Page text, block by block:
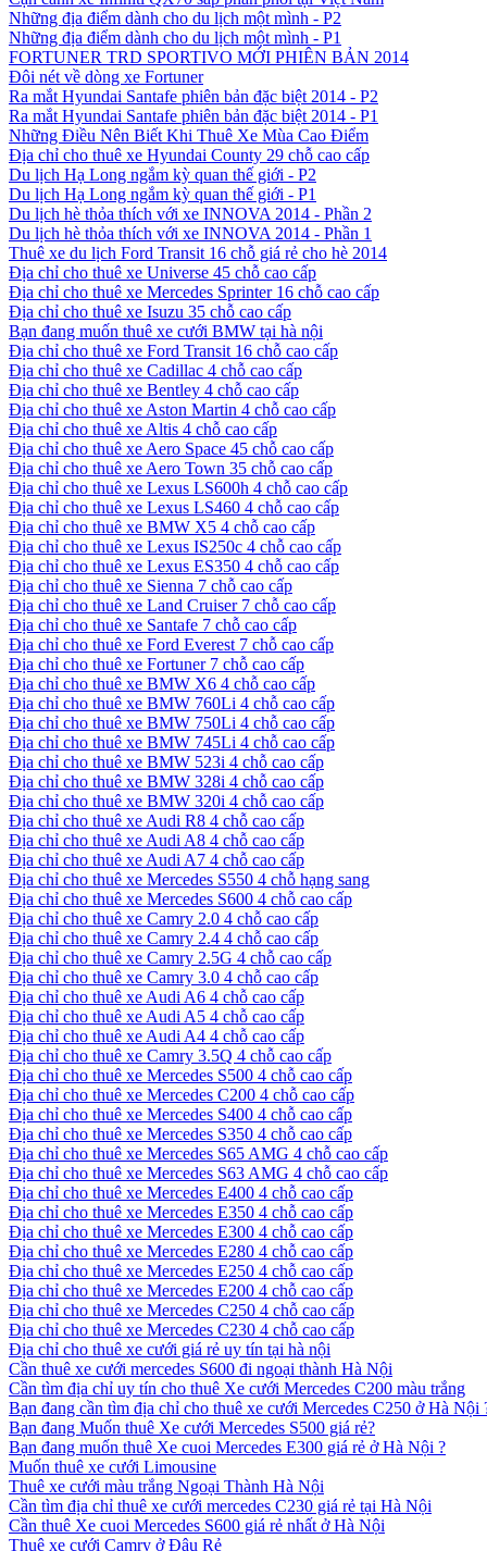
Những địa điểm dành cho du lịch một mình - P2
Những địa điểm dành cho du lịch một mình - P1
FORTUNER TRD SPORTIVO MỚI PHIÊN BẢN 2014
Đôi nét về dòng xe Fortuner
Ra mắt Hyundai Santafe phiên bản đặc biệt 2014 - P2
Ra mắt Hyundai Santafe phiên bản đặc biệt 2014 - P1
Những Điều Nên Biết Khi Thuê Xe Mùa Cao Điểm
Địa chỉ cho thuê xe Hyundai County 29 chỗ cao cấp
Du lịch Hạ Long ngắm kỳ quan thế giới - P2
Du lịch Hạ Long ngắm kỳ quan thế giới - P1
Du lịch hè thỏa thích với xe INNOVA 2014 - Phần 2
Du lịch hè thỏa thích với xe INNOVA 2014 - Phần 1
Thuê xe du lịch Ford Transit 16 chỗ giá rẻ cho hè 2014
Địa chỉ cho thuê xe Universe 45 chỗ cao cấp
Địa chỉ cho thuê xe Mercedes Sprinter 16 chỗ cao cấp
Địa chỉ cho thuê xe Isuzu 35 chỗ cao cấp
Bạn đang muốn thuê xe cưới BMW tại hà nội
Địa chỉ cho thuê xe Ford Transit 16 chỗ cao cấp
Địa chỉ cho thuê xe Cadillac 4 chỗ cao cấp
Địa chỉ cho thuê xe Bentley 4 chỗ cao cấp
Địa chỉ cho thuê xe Aston Martin 4 chỗ cao cấp
Địa chỉ cho thuê xe Altis 4 chỗ cao cấp
Địa chỉ cho thuê xe Aero Space 45 chỗ cao cấp
Địa chỉ cho thuê xe Aero Town 35 chỗ cao cấp
Địa chỉ cho thuê xe Lexus LS600h 4 chỗ cao cấp
Địa chỉ cho thuê xe Lexus LS460 4 chỗ cao cấp
Địa chỉ cho thuê xe BMW X5 4 chỗ cao cấp
Địa chỉ cho thuê xe Lexus IS250c 4 chỗ cao cấp
Địa chỉ cho thuê xe Lexus ES350 4 chỗ cao cấp
Địa chỉ cho thuê xe Sienna 7 chỗ cao cấp
Địa chỉ cho thuê xe Land Cruiser 7 chỗ cao cấp
Địa chỉ cho thuê xe Santafe 7 chỗ cao cấp
Địa chỉ cho thuê xe Ford Everest 7 chỗ cao cấp
Địa chỉ cho thuê xe Fortuner 7 chỗ cao cấp
Địa chỉ cho thuê xe BMW X6 4 chỗ cao cấp
Địa chỉ cho thuê xe BMW 760Li 4 chỗ cao cấp
Địa chỉ cho thuê xe BMW 750Li 4 chỗ cao cấp
Địa chỉ cho thuê xe BMW 745Li 4 chỗ cao cấp
Địa chỉ cho thuê xe BMW 523i 4 chỗ cao cấp
Địa chỉ cho thuê xe BMW 328i 4 chỗ cao cấp
Địa chỉ cho thuê xe BMW 320i 4 chỗ cao cấp
Địa chỉ cho thuê xe Audi R8 4 chỗ cao cấp
Địa chỉ cho thuê xe Audi A8 4 chỗ cao cấp
Địa chỉ cho thuê xe Audi A7 4 chỗ cao cấp
Địa chỉ cho thuê xe Mercedes S550 4 chỗ hạng sang
Địa chỉ cho thuê xe Mercedes S600 4 chỗ cao cấp
Địa chỉ cho thuê xe Camry 2.0 4 chỗ cao cấp
Địa chỉ cho thuê xe Camry 2.4 4 chỗ cao cấp
Địa chỉ cho thuê xe Camry 2.5G 4 chỗ cao cấp
Địa chỉ cho thuê xe Camry 3.0 4 chỗ cao cấp
Địa chỉ cho thuê xe Audi A6 4 chỗ cao cấp
Địa chỉ cho thuê xe Audi A5 4 chỗ cao cấp
Địa chỉ cho thuê xe Audi A4 4 chỗ cao cấp
Địa chỉ cho thuê xe Camry 3.5Q 4 chỗ cao cấp
Địa chỉ cho thuê xe Mercedes S500 4 chỗ cao cấp
Địa chỉ cho thuê xe Mercedes C200 4 chỗ cao cấp
Địa chỉ cho thuê xe Mercedes S400 4 chỗ cao cấp
Địa chỉ cho thuê xe Mercedes S350 4 chỗ cao cấp
Địa chỉ cho thuê xe Mercedes S65 AMG 4 chỗ cao cấp
Địa chỉ cho thuê xe Mercedes S63 AMG 4 chỗ cao cấp
Địa chỉ cho thuê xe Mercedes E400 4 chỗ cao cấp
Địa chỉ cho thuê xe Mercedes E350 4 chỗ cao cấp
Địa chỉ cho thuê xe Mercedes E300 4 chỗ cao cấp
Địa chỉ cho thuê xe Mercedes E280 4 chỗ cao cấp
Địa chỉ cho thuê xe Mercedes E250 4 chỗ cao cấp
Địa chỉ cho thuê xe Mercedes E200 4 chỗ cao cấp
Địa chỉ cho thuê xe Mercedes C250 4 chỗ cao cấp
Địa chỉ cho thuê xe Mercedes C230 4 chỗ cao cấp
Địa chỉ cho thuê xe cưới giá rẻ uy tín tại hà nội
Cần thuê xe cưới mercedes S600 đi ngoại thành Hà Nội
Cần tìm địa chỉ uy tín cho thuê Xe cưới Mercedes C200 màu trắng
Bạn đang cần tìm địa chỉ cho thuê xe cưới Mercedes C250 ở Hà Nội
Bạn đang Muốn thuê Xe cưới Mercedes S500 giá rẻ?
Bạn đang muốn thuê Xe cuoi Mercedes E300 giá rẻ ở Hà Nội ?
Muốn thuê xe cưới Limousine
Thuê xe cưới màu trắng Ngoại Thành Hà Nội
Cần tìm địa chỉ thuê xe cưới mercedes C230 giá rẻ tại Hà Nội
Cần thuê Xe cuoi Mercedes S600 giá rẻ nhất ở Hà Nội
Thuê xe cưới Camry ở Đâu Rẻ